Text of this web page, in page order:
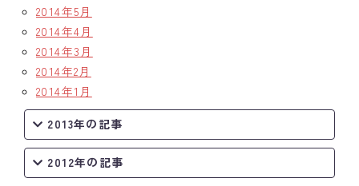
2014年5月
2014年4月
2014年3月
2014年2月
2014年1月
2013年の記事
2012年の記事